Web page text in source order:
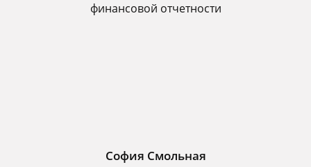
финансовой отчетности
София Смольная